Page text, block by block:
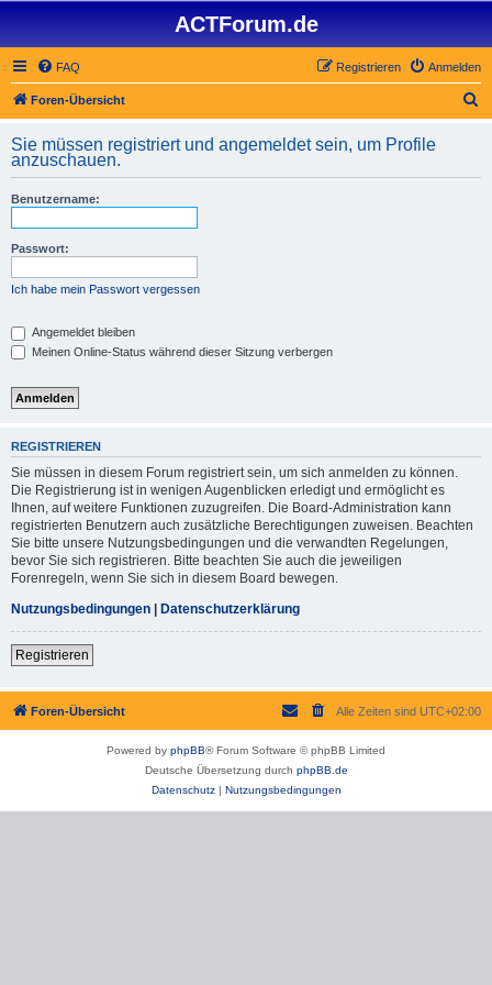
ACTForum.de
FAQ Anmelden
Registrieren
Foren-Übersicht
h
Sie müssen registriert und angemeldet sein, um Profile
anzuschauen.
Benutzername:
Passwort:
Ich habe mein Passwort vergessen
Angemeldet bleiben
Meinen Online-Status während dieser Sitzung verbergen
REGISTRIEREN
Sie müssen in diesem Forum registriert sein, um sich anmelden zu können.
Die Registrierung ist in wenigen Augenblicken erledigt und ermöglicht es
Ihnen, auf weitere Funktionen zuzugreifen. Die Board-Administration kann
registrierten Benutzern auch zusätzliche Berechtigungen zuweisen. Beachten
Sie bitte unsere Nutzungsbedingungen und die verwandten Regelungen,
bevor Sie sich registrieren. Bitte beachten Sie auch die jeweiligen
Forenregeln, wenn Sie sich in diesem Board bewegen.
Nutzungsbedingungen | Datenschutzerklärung
Registrieren
Foren-Übersicht Alle Zeiten sind UTC+02:00
Powered by phpBB® Forum Software © phpBB Limited
Deutsche Übersetzung durch phpBB.de
Datenschutz| Nutzungsbedingungen